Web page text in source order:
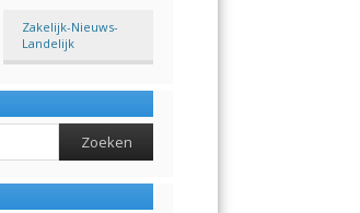
Zakelijk-Nieuws-
Landelijk